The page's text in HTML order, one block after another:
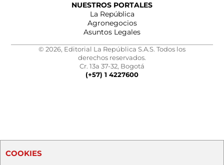
NUESTROS PORTALES
La República
Agronegocios
Asuntos Legales
© 2026, Editorial La República S.A.S. Todos los
derechos reservados.
Cr. 13a 37-32, Bogotá
(+57) 1 4227600
COOKIES